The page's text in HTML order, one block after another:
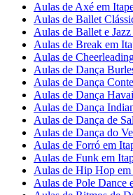
Aulas de Axé em
Aulas de Ballet
Aulas de Ballet e
Aulas de Break em
Aulas de
Aulas de Dança
Aulas de Dança
Aulas de Dança
Aulas de Dança
Aulas de Dança de
Aulas de Dança do
Aulas de Forró em
Aulas de Funk em
Aulas de Hip Hop em
Aulas de Pole Dance